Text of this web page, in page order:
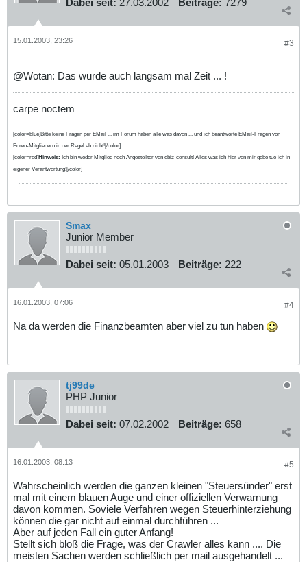
Dabei seit: 27.03.2002 Beiträge: 7279
#3
15.01.2003, 23:26
@Wotan: Das wurde auch langsam mal Zeit ... !
carpe noctem
[color=blue]Bitte keine Fragen per EMail ... im Forum haben alle was davon ... und ich beantworte EMail-Fragen von
Foren-Mitgliedern in der Regel eh nicht![/color]
[color=red]Hinweis: Ich bin weder Mitglied noch Angestellter von ebiz-consult! Alles was ich hier von mir gebe tue ich in
eigener Verantwortung![/color]
Smax
Junior Member
Dabei seit: 05.01.2003 Beiträge: 222
#4
16.01.2003, 07:06
Na da werden die Finanzbeamten aber viel zu tun haben
tj99de
PHP Junior
Dabei seit: 07.02.2002 Beiträge: 658
#5
16.01.2003, 08:13
Wahrscheinlich werden die ganzen kleinen "Steuersünder" erst
mal mit einem blauen Auge und einer offiziellen Verwarnung
davon kommen. Soviele Verfahren wegen Steuerhinterziehung
können die gar nicht auf einmal durchführen ...
Aber auf jeden Fall ein guter Anfang!
Stellt sich bloß die Frage, was der Crawler alles kann .... Die
meisten Sachen werden schließlich per mail ausgehandelt ...